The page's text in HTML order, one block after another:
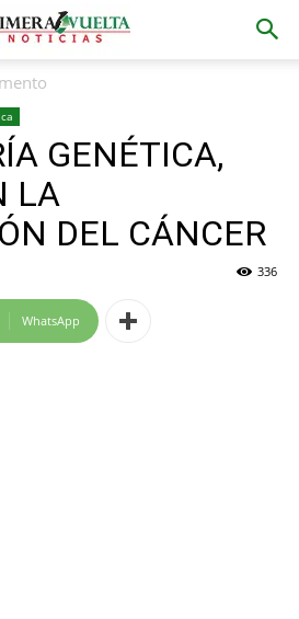
GENÉTICA,
LA
DEL CÁNCER
336
WhatsApp